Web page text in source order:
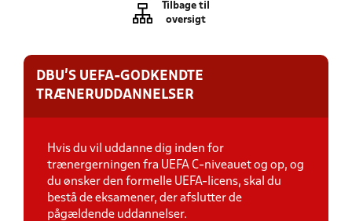
Tilbage til
oversigt
DBU'S UEFA-GODKENDTE
TRÆNERUDDANNELSER
Hvis du vil uddanne dig inden for
trænergerningen fra UEFA C-niveauet og op, og
du ønsker den formelle UEFA-licens, skal du
bestå de eksamener, der afslutter de
pågældende uddannelser.